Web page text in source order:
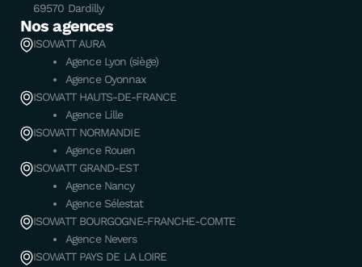
69570 Dardilly
Nos agences
ISOWATT AURA
Agence Lyon (siège)
Agence Oyonnax
ISOWATT HAUTS-DE-FRANCE
Agence Lille
ISOWATT NORMANDIE
Agence Rouen
ISOWATT GRAND-EST
Agence Nancy
Agence Sélestat
ISOWATT BOURGOGNE-FRANCHE-COMTE
Agence Nevers
ISOWATT PAYS DE LA LOIRE